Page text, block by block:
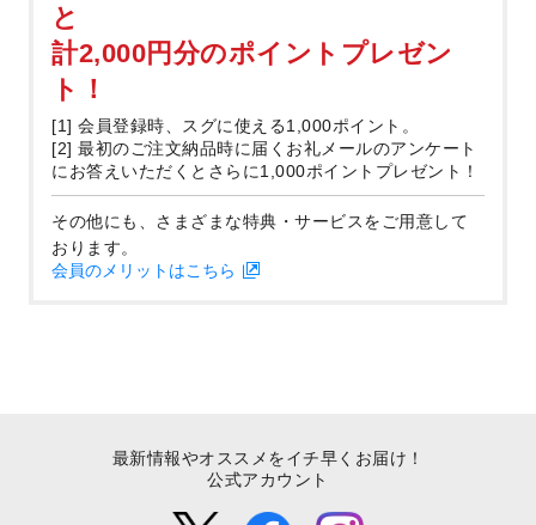
と
計2,000円分のポイントプレゼン
ト！
[1] 会員登録時、スグに使える1,000ポイント。
[2] 最初のご注文納品時に届くお礼メールのアンケート
にお答えいただくとさらに1,000ポイントプレゼント！
その他にも、さまざまな特典・サービスをご用意して
おります。
会員のメリットはこちら
最新情報やオススメをイチ早くお届け！
公式アカウント